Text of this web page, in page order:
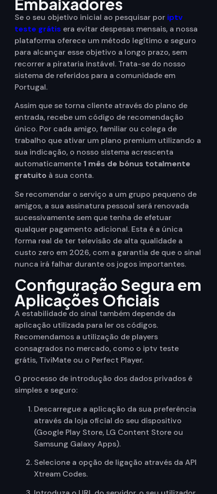
Se o seu objetivo inicial ao pesquisar por iptv
teste grátis era evitar despesas mensais, a nossa
plataforma oferece um método legítimo e seguro
para alcançar esse objetivo a longo prazo, sem
recorrer a pirataria instável. Trata-se do nosso
sistema de referidos para a comunidade em
Portugal.
Assim que se torna cliente através do plano de
entrada, recebe um código de recomendação
único. Por cada amigo, familiar ou colega de
trabalho que ativar um plano premium utilizando a
sua indicação, o nosso sistema acrescenta
automaticamente 1 mês de bónus totalmente
gratuito à sua conta.
Se recomendar o serviço a um grupo pequeno de
amigos, a sua assinatura pessoal será renovada
sucessivamente sem que tenha de efetuar
qualquer pagamento adicional. Esta é a única
forma real de ter televisão de alta qualidade a
custo zero em 2026, com a garantia de que o sinal
nunca irá falhar durante os jogos importantes.
Configuração Segura em
Aplicações Oficiais
A estabilidade do sinal também depende da
aplicação utilizada para ler os códigos.
Recomendamos a utilização de players
consagrados no mercado, como o iptv teste
grátis, TiviMate ou o Perfect Player.
O processo de introdução dos dados privados é
simples e seguro:
Descarregue a aplicação da sua preferência
através da loja oficial do seu dispositivo
(Google Play Store, LG Content Store ou
Samsung Galaxy Apps).
Selecione a opção de ligação através da API
Xtream Codes.